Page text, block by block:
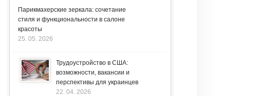
Парикмахерские зеркала: сочетание
стиля и функциональности в салоне
красоты
25. 05. 2026
Трудоустройство в США:
возможности, вакансии и
перспективы для украинцев
22. 04. 2026